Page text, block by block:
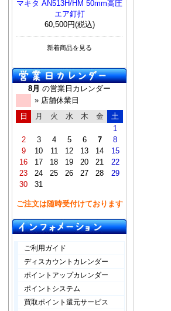
マキタ AN513H/HM 50mm高圧
エア釘打
60,500円(税込)
新着商品を見る
8月 の営業日カレンダー
» 店舗休業日
日
月 火 水 木 金
土
1
2
3 4 5 6 7
8
9
10 11 12 13 14
15
16
17 18 19 20 21
22
23
24 25 26 27 28
29
30
31
ご注文は随時受付けております
ご利用ガイド
ディスカウントカレンダー
ポイントアップカレンダー
ポイントシステム
買取ポイント還元サービス